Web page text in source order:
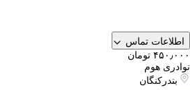
اطلاعات تماس
۴۵۰٫۰۰۰ تومان
نوادری هوم
بندرکنگان